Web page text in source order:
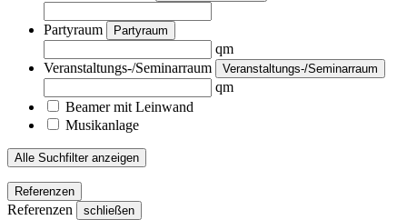
Partyraum Partyraum
qm
Veranstaltungs-/Seminarraum
Veranstaltungs-/Seminarraum
qm
Beamer mit Leinwand
Musikanlage
Alle Suchfilter anzeigen
Referenzen
Referenzen schließen